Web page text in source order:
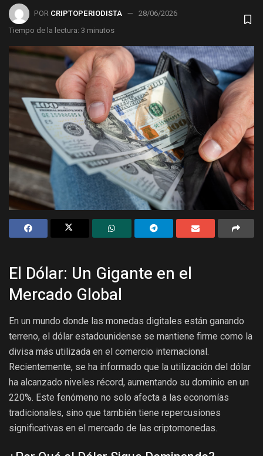
POR CRIPTOPERIODISTA
28/06/2026
Tiempo de la lectura: 3 minutos
El Dólar: Un Gigante en el
Mercado Global
En un mundo donde las monedas digitales están ganando
terreno, el dólar estadounidense se mantiene firme como la
divisa más utilizada en el comercio internacional.
Recientemente, se ha informado que la utilización del dólar
ha alcanzado niveles récord, aumentando su dominio en un
220%. Este fenómeno no solo afecta a las economías
tradicionales, sino que también tiene repercusiones
significativas en el mercado de las criptomonedas.